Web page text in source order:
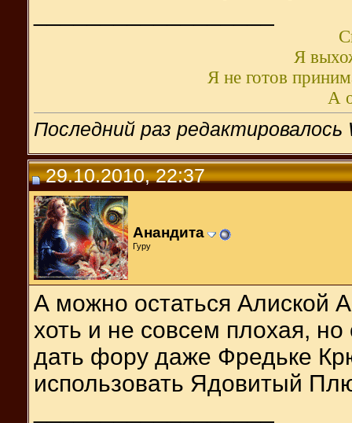
Я
Я не готов
А
Последний раз
29.10.2010, 22:37
Анандита
Гуру
А можно остаться Алиской
хоть и не совсем плохая,
дать фору даже Фредьке
использовать Ядовитый